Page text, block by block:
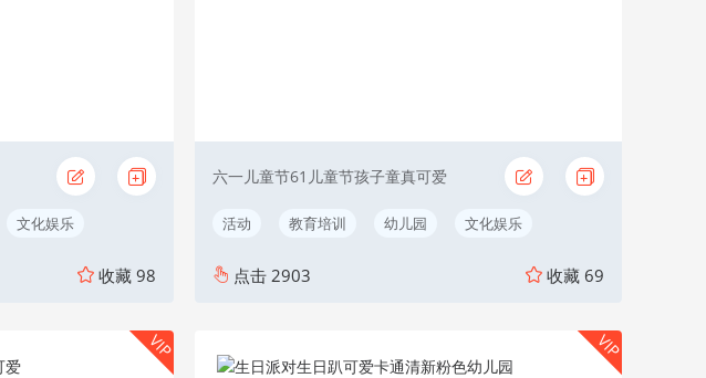
文化娱乐
收藏 98
六一儿童节61儿童节孩子童真可爱
活动 教育培训 幼儿园 文化娱乐
点击 2903 收藏 69
VIP VIP